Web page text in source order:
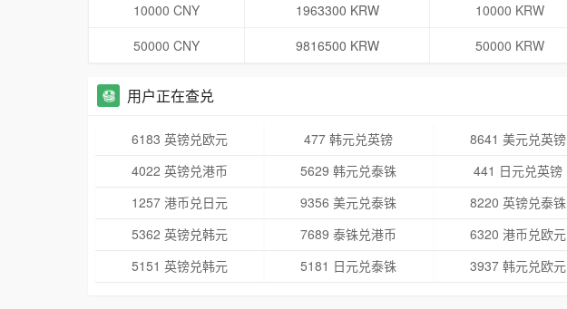
10000 CNY
1963300 KRW 10000 KRW
50000 CNY
9816500 KRW 50000 KRW
用户正在查兑
6183 英镑兑欧元 477 韩元兑英镑 8641 美元兑英镑
4022 英镑兑港币
5629 韩元兑泰铢 441 日元兑英镑
1257 港币兑日元
9356 美元兑泰铢 8220 英镑兑泰铢
5362 英镑兑韩元
7689 泰铢兑港币 6320 港币兑欧元
5151 英镑兑韩元
5181 日元兑泰铢 3937 韩元兑欧元